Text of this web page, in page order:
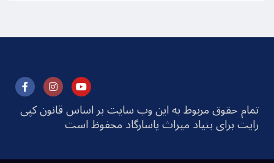
تمام حقوق مربوط به این وب سایت بر اساس قانون کپی
رایت برای بنیاد میراث پاسارگاد محفوظ است